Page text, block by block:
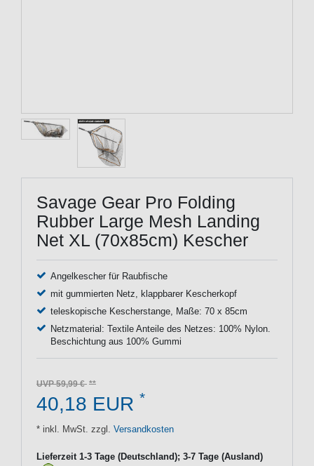
Savage Gear Pro Folding
Rubber Large Mesh Landing
Net XL (70x85cm) Kescher
Angelkescher für Raubfische
mit gummierten Netz, klappbarer Kescherkopf
teleskopische Kescherstange, Maße: 70 x 85cm
Netzmaterial: Textile Anteile des Netzes: 100% Nylon.
Beschichtung aus 100% Gummi
UVP 59,99 €
40,18 EUR *
* inkl. MwSt. zzgl. Versandkosten
Lieferzeit 1-3 Tage (Deutschland); 3-7 Tage (Ausland)